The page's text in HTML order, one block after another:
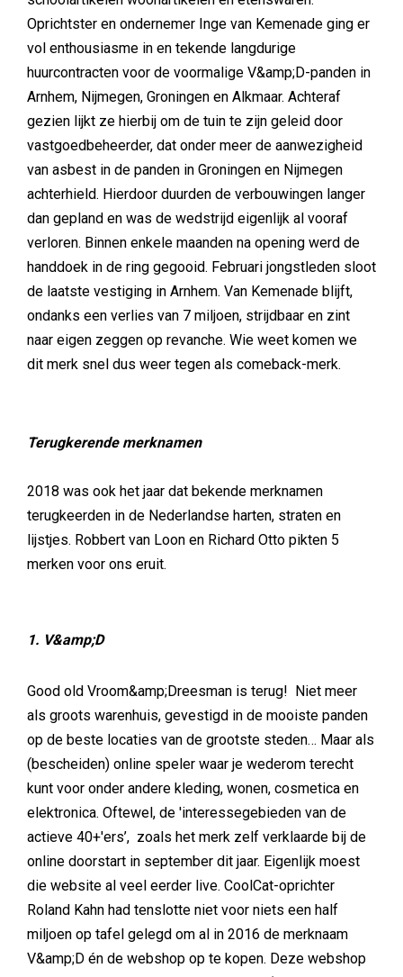
Oprichtster en ondernemer Inge van Kemenade ging er
vol enthousiasme in en tekende langdurige
huurcontracten voor de voormalige V&amp;D-panden in
Arnhem, Nijmegen, Groningen en Alkmaar. Achteraf
gezien lijkt ze hierbij om de tuin te zijn geleid door
vastgoedbeheerder, dat onder meer de aanwezigheid
van asbest in de panden in Groningen en Nijmegen
achterhield. Hierdoor duurden de verbouwingen langer
dan gepland en was de wedstrijd eigenlijk al vooraf
verloren. Binnen enkele maanden na opening werd de
handdoek in de ring gegooid. Februari jongstleden sloot
de laatste vestiging in Arnhem. Van Kemenade blijft,
ondanks een verlies van 7 miljoen, strijdbaar en zint
naar eigen zeggen op revanche. Wie weet komen we
dit merk snel dus weer tegen als comeback-merk.
Terugkerende merknamen
2018 was ook het jaar dat bekende merknamen
terugkeerden in de Nederlandse harten, straten en
lijstjes. Robbert van Loon en Richard Otto pikten 5
merken voor ons eruit.
1. V&amp;D
Good old Vroom&amp;Dreesman is terug! Niet meer
als groots warenhuis, gevestigd in de mooiste panden
op de beste locaties van de grootste steden… Maar als
(bescheiden) online speler waar je wederom terecht
kunt voor onder andere kleding, wonen, cosmetica en
elektronica. Oftewel, de 'interessegebieden van de
actieve 40+'ers’, zoals het merk zelf verklaarde bij de
online doorstart in september dit jaar. Eigenlijk moest
die website al veel eerder live. CoolCat-oprichter
Roland Kahn had tenslotte niet voor niets een half
miljoen op tafel gelegd om al in 2016 de merknaam
V&amp;D én de webshop op te kopen. Deze webshop